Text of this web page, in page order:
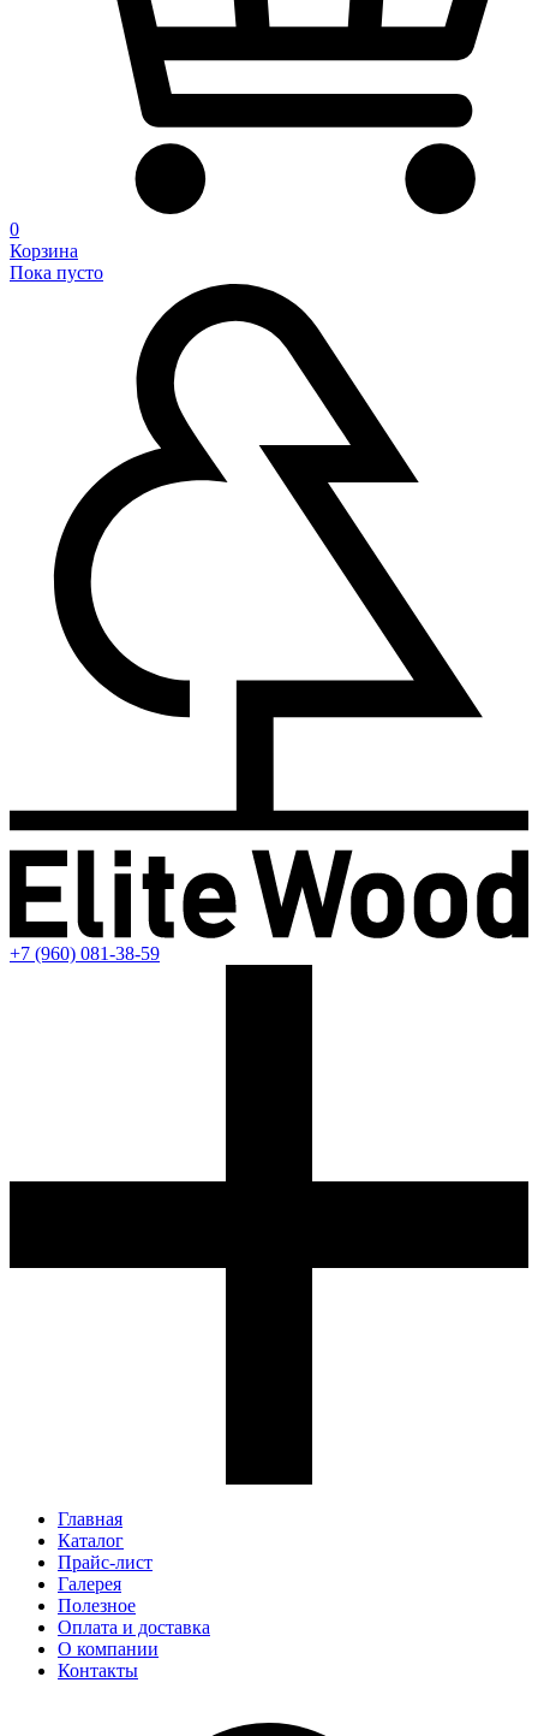
0
Корзина
Пока пусто
+7 (960) 081-38-59
Главная
Каталог
Прайс-лист
Галерея
Полезное
Оплата и доставка
О компании
Контакты